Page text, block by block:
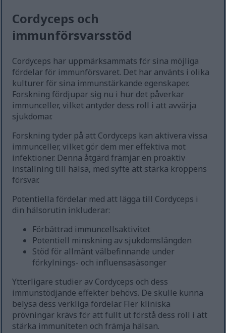
Cordyceps och
immunförsvarsstöd
Cordyceps har uppmärksammats för sina möjliga
fördelar för immunförsvaret. Det har använts i olika
kulturer för sina immunstärkande egenskaper.
Forskning fördjupar sig nu i hur det påverkar
immunceller, vilket antyder dess roll i att avvärja
sjukdomar.
Forskning tyder på att Cordyceps kan aktivera vissa
immunceller, vilket gör dem mer effektiva mot
infektioner. Denna åtgärd främjar en proaktiv
inställning till hälsa, med syfte att stärka kroppens
försvar.
Potentiella fördelar med att lägga till Cordyceps i
din hälsorutin inkluderar:
Förbättrad immuncellsaktivitet
Potentiell minskning av sjukdomslängden
Stöd för allmänt välbefinnande under
förkylnings- och influensasäsonger
Ytterligare studier av Cordyceps och dess
immunstödjande effekter behövs. De skulle kunna
belysa dess verkliga fördelar. Fler kliniska
prövningar krävs för att fullt ut förstå dess roll i att
stärka immuniteten och främja hälsan.